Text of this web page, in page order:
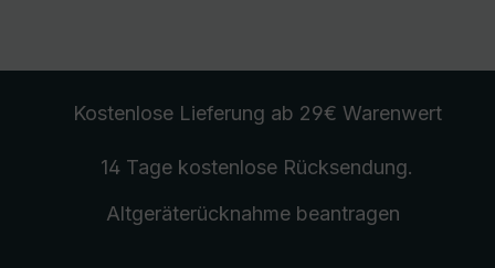
Kostenlose Lieferung ab 29€ Warenwert
14 Tage kostenlose Rücksendung.
Altgeräterücknahmebeantragen